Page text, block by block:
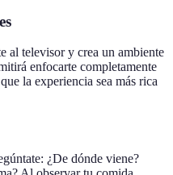
al televisor y crea un ambiente
enfocarte completamente
la experiencia sea más rica
¿De dónde viene?